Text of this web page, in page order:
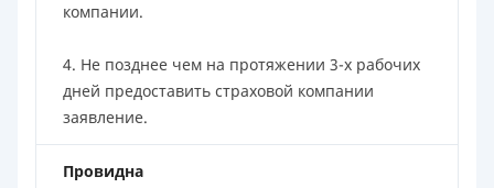
компании.
4. Не позднее чем на протяжении 3-х рабочих
дней предоставить страховой компании
заявление.
Провидна